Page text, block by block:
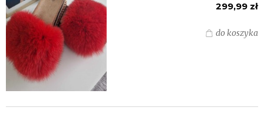
299,99 zł
do koszyka